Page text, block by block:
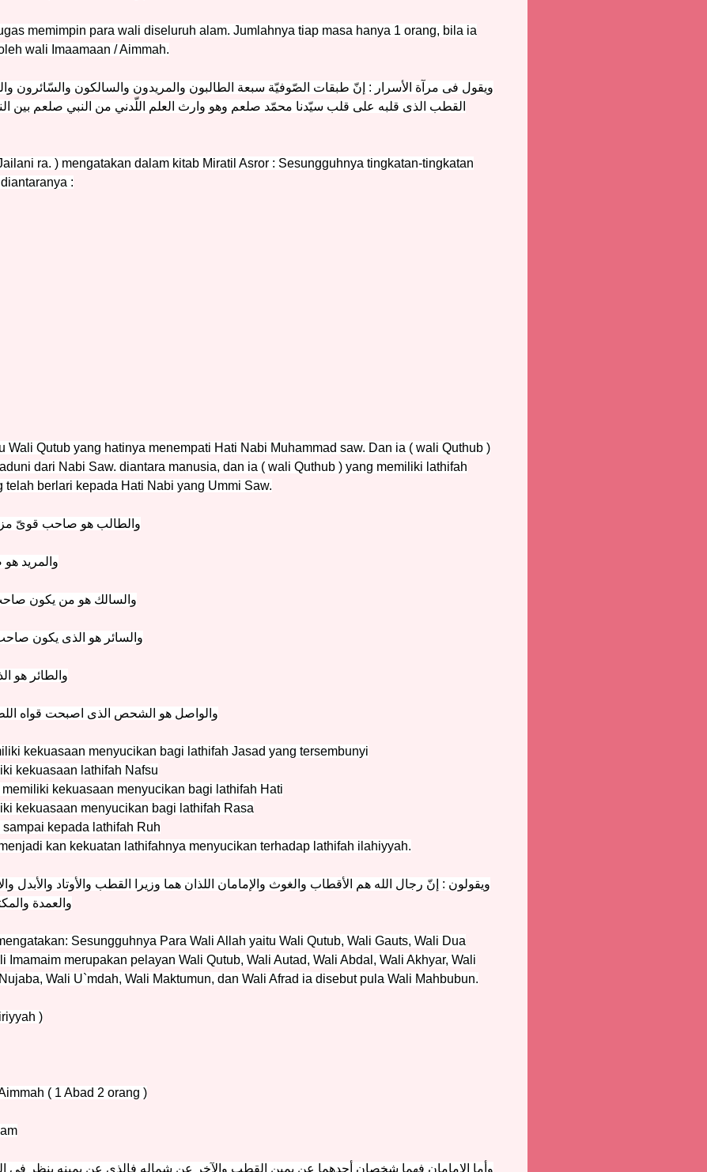
memimpin para wali diseluruh alam. Jumlahnya tiap masa hanya 1 orang, bila ia
wali Imaamaan / Aimmah.
ويقول فى مرآة الأسرار : إنّ طبقات الصّوفيّة سبعة الطالبون والمريدون والسالكون والسّائرون
القطب الذى قلبه على قلب سيّدنا محمّد صلعم وهو وارث العلم اللّدني من النبي صلعم بين
ra. ) mengatakan dalam kitab Miratil Asror : Sesungguhnya tingkatan-tingkatan
:
Wali Qutub yang hatinya menempati Hati Nabi Muhammad saw. Dan ia ( wali Quthub )
dari Nabi Saw. diantara manusia, dan ia ( wali Quthub ) yang memiliki lathifah
telah berlari kepada Hati Nabi yang Ummi Saw.
والطالب هو صاحب قوىّ
والمريد
والسالك هو من يكون
والسائر هو الذى يكون
والطائر هو
والواصل هو الشحص الذى اصبحت قواه
kekuasaan menyucikan bagi lathifah Jasad yang tersembunyi
kekuasaan lathifah Nafsu
kekuasaan menyucikan bagi lathifah Hati
kekuasaan menyucikan bagi lathifah Rasa
kepada lathifah Ruh
kan kekuatan lathifahnya menyucikan terhadap lathifah ilahiyyah.
ويقولون : إنّ رجال الله هم الأقطاب والغوث والإمامان اللذان هما وزيرا القطب والأوتاد والأبدل
والعمدة
Sesungguhnya Para Wali Allah yaitu Wali Qutub, Wali Gauts, Wali Dua
Imamaim merupakan pelayan Wali Qutub, Wali Autad, Wali Abdal, Wali Akhyar, Wali
Wali U`mdah, Wali Maktumun, dan Wali Afrad ia disebut pula Wali Mahbubun.
)
( 1 Abad 2 orang )
وأما الإمامان فهما شخصان أحدهما عن يمين القطب والآخر عن شماله فالذي عن يمينه ينظر فى